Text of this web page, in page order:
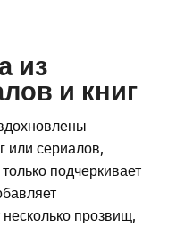
из
и книг
или сериалов,
подчеркивает
прозвищ,